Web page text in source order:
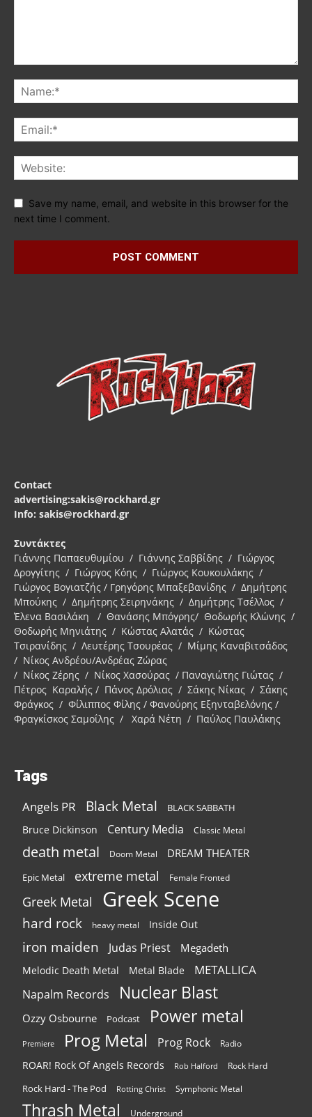
Save my name, email, and website in this browser for the
next time I comment.
Contact
advertising:sakis@rockhard.gr
Info: sakis@rockhard.gr
Συντάκτες
Γιάννης Παπαευθυμίου / Γιάννης Σαββίδης / Γιώργος
Δρογγίτης / Γιώργος Κόης / Γιώργος Κουκουλάκης /
Γιώργος Βογιατζής / Γρηγόρης Μπαξεβανίδης / Δημήτρης
Μπούκης / Δημήτρης Σειρηνάκης / Δημήτρης Τσέλλος /
Έλενα Βασιλάκη / Θανάσης Μπόγρης/ Θοδωρής Κλώνης /
Θοδωρής Μηνιάτης / Κώστας Αλατάς / Κώστας
Τσιρανίδης / Λευτέρης Τσουρέας / Μίμης Καναβιτσάδος
/ Νίκος Ανδρέου/Ανδρέας Ζώρας
/ Νίκος Ζέρης / Νίκος Χασούρας / Παναγιώτης Γιώτας /
Πέτρος Καραλής / Πάνος Δρόλιας / Σάκης Νίκας / Σάκης
Φράγκος / Φίλιππος Φίλης / Φανούρης Εξηνταβελόνης /
Φραγκίσκος Σαμοΐλης / Χαρά Νέτη / Παύλος Παυλάκης
Tags
Angels PR Black Metal BLACK SABBATH
Bruce Dickinson Century Media Classic Metal
death metal Doom Metal DREAM THEATER
Epic Metal extreme metal Female Fronted
Greek Metal Greek Scene
hard rock heavy metal Inside Out
iron maiden Judas Priest Megadeth
Melodic Death Metal Metal Blade METALLICA
Napalm Records Nuclear Blast
Ozzy Osbourne Podcast Power metal
Premiere Prog Metal Prog Rock Radio
ROAR! Rock Of Angels Records Rob Halford Rock Hard
Rock Hard - The Pod Rotting Christ Symphonic Metal
Thrash Metal Underground